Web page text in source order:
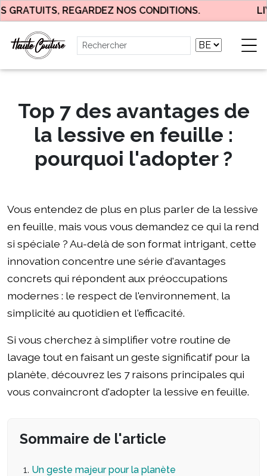
REGARDEZ NOS CONDITIONS.
Top 7 des avantages de
la lessive en feuille :
pourquoi l'adopter ?
Vous entendez de plus en plus parler de la lessive
en feuille, mais vous vous demandez ce qui la rend
si spéciale ? Au-delà de son format intrigant, cette
innovation concentre une série d'avantages
concrets qui répondent aux préoccupations
modernes : le respect de l'environnement, la
simplicité au quotidien et l'efficacité.
Si vous cherchez à simplifier votre routine de
lavage tout en faisant un geste significatif pour la
planète, découvrez les 7 raisons principales qui
vous convaincront d'adopter la lessive en feuille.
Sommaire de l'article
Un geste majeur pour la planète